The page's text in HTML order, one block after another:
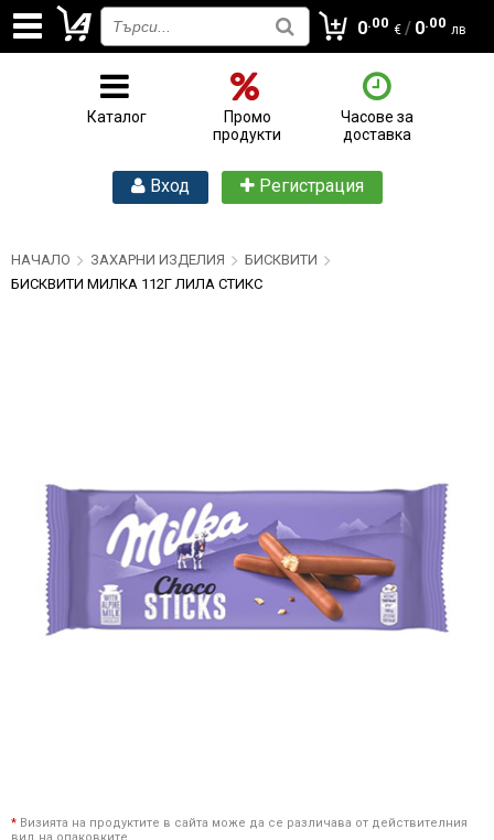
0.00 € / 0.00 лв
Каталог
Промо
продукти
Часове за
доставка
Вход Регистрация
НАЧАЛО ЗАХАРНИ ИЗДЕЛИЯ
БИСКВИТИ
БИСКВИТИ МИЛКА 112Г ЛИЛА СТИКС
* Визията на продуктите в сайта може да се различава от действителния